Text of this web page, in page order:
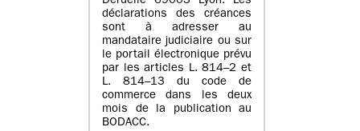
déclarations des créances
sont à adresser au
mandataire judiciaire ou sur
le portail électronique prévu
par les articles L. 814–2 et
L. 814–13 du code de
commerce dans les deux
mois de la publication au
BODACC.